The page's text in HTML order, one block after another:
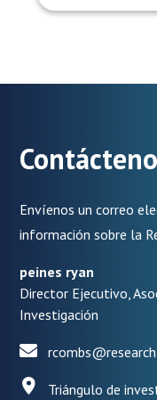
Envíenos un correo
información sobre la
peines ryan
Director Ejecutivo,
Investigación
Triángulo de